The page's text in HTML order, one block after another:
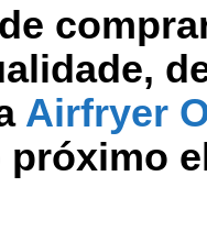
Airfryer
próximo